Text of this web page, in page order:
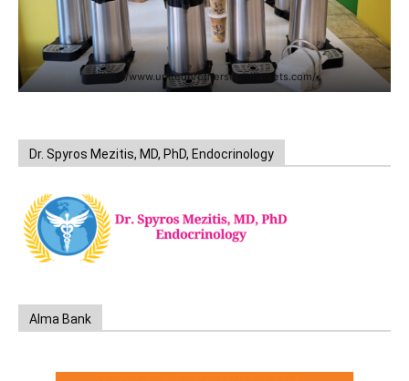
https://www.unitedbrothersfruitmarkets.com/
Dr. Spyros Mezitis, MD, PhD, Endocrinology
Alma Bank